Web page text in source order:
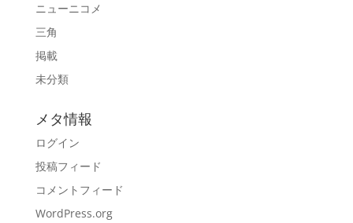
ニューニコメ
三角
掲載
未分類
メタ情報
ログイン
投稿フィード
コメントフィード
WordPress.org